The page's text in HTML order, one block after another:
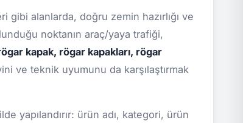
gibi alanlarda, doğru zemin hazırlığı ve
noktanın araç/yaya trafiği,
kapak, rögar kapakları, rögar
ve teknik uyumunu da karşılaştırmak
yapılandırır: ürün adı, kategori, ürün